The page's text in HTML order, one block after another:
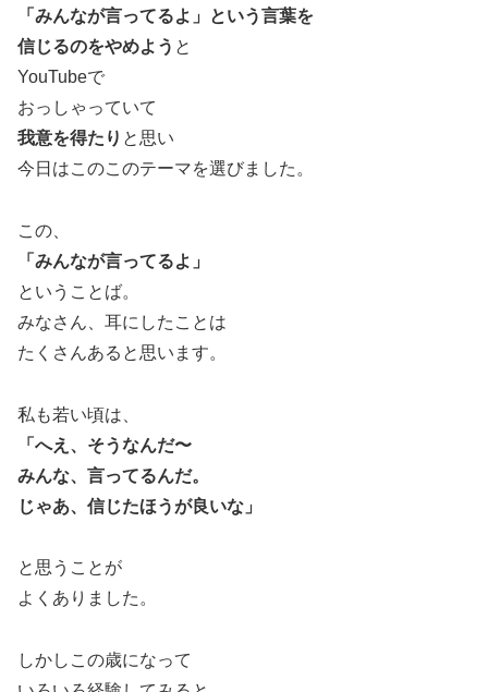
「みんなが言ってるよ」という言葉を
信じるのをやめよう と
YouTubeで
おっしゃっていて
我意を得たり と思い
今日はこのこのテーマを選びました。
この、
「みんなが言ってるよ」
ということば。
みなさん、耳にしたことは
たくさんあると思います。
私も若い頃は、
「へえ、そうなんだ〜
みんな、言ってるんだ。
じゃあ、信じたほうが良いな」
と思うことが
よくありました。
しかしこの歳になって